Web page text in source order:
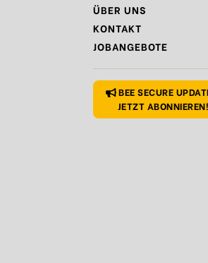
ÜBER UNS
KONTAKT
JOBANGEBOTE
BEE SECURE
JETZT ABONNIEREN!